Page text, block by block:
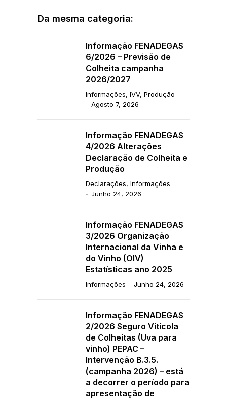
Da mesma categoria:
Informação FENADEGAS
6/2026 – Previsão de
Colheita campanha
2026/2027
Informações, IVV, Produção
Agosto 7, 2026
Informação FENADEGAS
4/2026 Alterações
Declaração de Colheita e
Produção
Declarações, Informações
Junho 24, 2026
Informação FENADEGAS
3/2026 Organização
Internacional da Vinha e
do Vinho (OIV)
Estatísticas ano 2025
Informações Junho 24, 2026
Informação FENADEGAS
2/2026 Seguro Vitícola
de Colheitas (Uva para
vinho) PEPAC –
Intervenção B.3.5.
(campanha 2026) – está
a decorrer o período para
apresentação de